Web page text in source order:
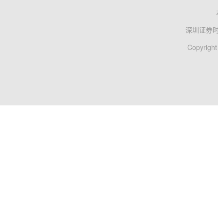
深圳证券